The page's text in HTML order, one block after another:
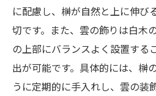
に配慮し、榊が自然と上に伸び
切です。また、雲の飾りは白木
の上部にバランスよく設置する
出が可能です。具体的には、榊
うに定期的に手入れし、雲の装